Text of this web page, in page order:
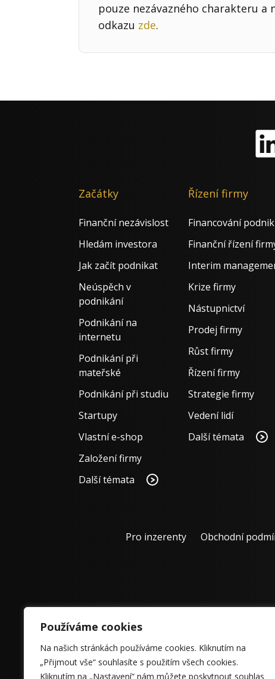
Používáme cookies
Na našich stránkách používáme cookies. Kliknutím na
„Přijmout vše“ souhlasíte s použitím všech cookies.
Kliknutím na „Nastavení“ nám můžete poskytnout souhlas
pouze nezávazného charakteru
odkazu zde.
Začátky
Finanční nezávislost
Hledám investora
Jak začít podnikat
Neúspěch v
podnikání
Podnikání na
internetu
Podnikání při
mateřské
Podnikání při studiu
Startupy
Vlastní e-shop
Založení firmy
Další témata
Řízení firmy
Financování
Finanční řízení
Interim
Krize firmy
Nástupnictví
Prodej firmy
Růst firmy
Řízení firmy
Strategie firmy
Vedení lidí
Další témata
Pro inzerenty Obchodní